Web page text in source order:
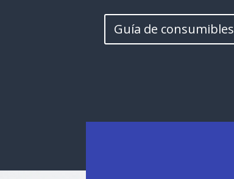
Guía de consumibles